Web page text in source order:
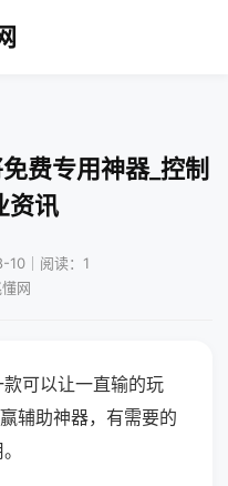
费专用神器_控制
资讯
10｜阅读：1
网
可以让一直输的玩
辅助神器，有需要的